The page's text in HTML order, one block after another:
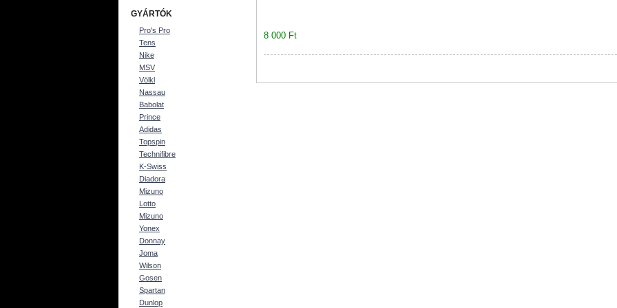
GYÁRTÓK
Pro's Pro
Tens
Nike
MSV
Völkl
Nassau
Babolat
Prince
Adidas
Topspin
Technifibre
K-Swiss
Diadora
Mizuno
Lotto
Mizuno
Yonex
Donnay
Joma
Wilson
Gosen
Spartan
Dunlop
8 000 Ft